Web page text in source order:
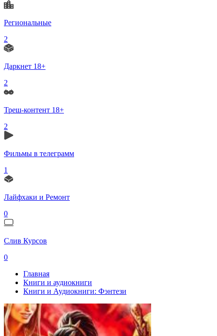
Региональные
2
Даркнет 18+
2
Треш-контент 18+
2
Фильмы в телеграмм
1
Лайфхаки и Ремонт
0
Слив Курсов
0
Главная
Книги и аудиокниги
Книги и Аудиокниги: Фэнтези